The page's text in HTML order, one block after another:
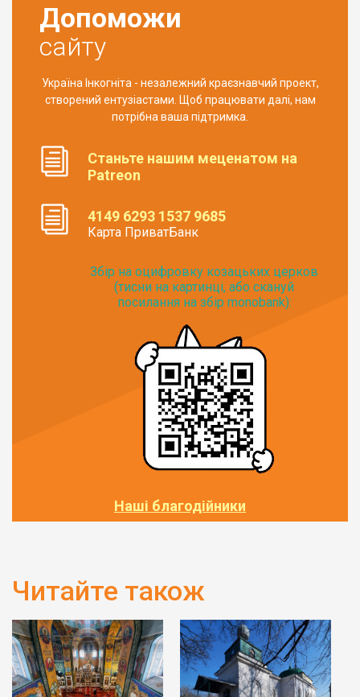
Допоможи
сайту
Україна Інкогніта - незалежний краєзнавчий проект,
створений ентузіастами. Щоб працювати далі, нам
потрібна ваша підтримка.
Станьте нашим меценатом на
Patreon
4149 6293 1537 9685
Карта ПриватБанк
Збір на оцифровку козацьких церков
(тисни на картинці, або скануй
посилання на збір monobank):
Наші благодійники
Читайте також